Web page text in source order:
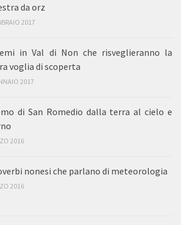
da orz
2017
in Val di Non che risveglieranno la
voglia di scoperta
2017
di San Romedio dalla terra al cielo e
2016
nonesi che parlano di meteorologia
2016